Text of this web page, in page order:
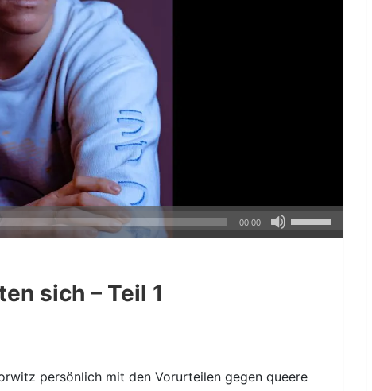
00:00
sich – Teil 1
persönlich mit den Vorurteilen gegen queere